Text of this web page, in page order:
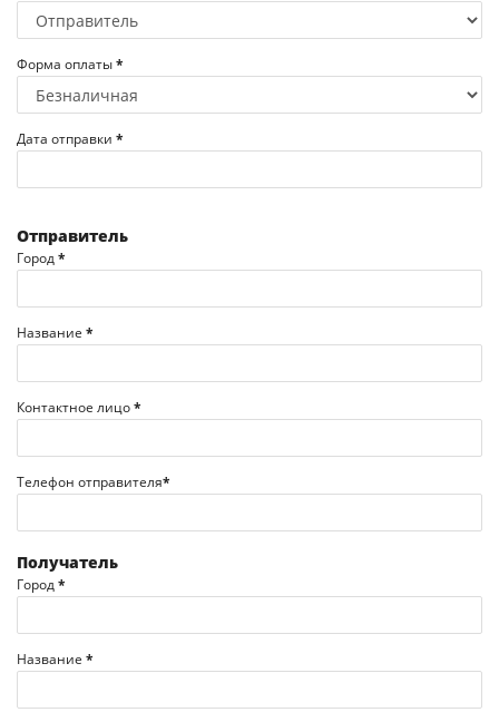
Форма оплаты*
Дата отправки *
Отправитель
Город*
Название *
Контактное лицо*
Телефон отправителя*
Получатель
Город*
Название *